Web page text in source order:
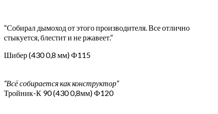
“Собирал дымоход от этого производителя. Все отлично
стыкуется, блестит и не ржавеет.”
Шибер (430 0,8 мм) Ф115
“Всё собирается как конструктор”
Тройник-К 90 (430 0,8мм) Ф120